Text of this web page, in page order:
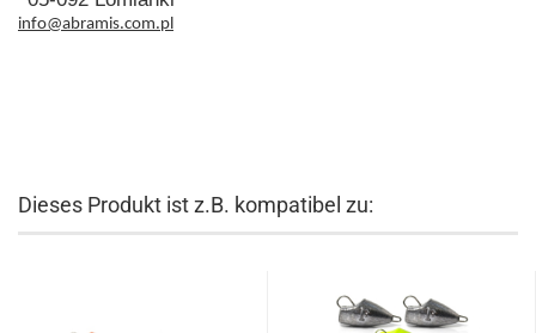
info@abramis.com.pl
Dieses Produkt ist z.B. kompatibel zu: